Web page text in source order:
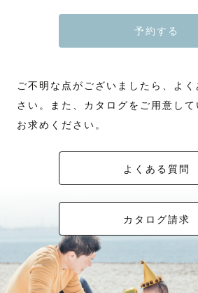
予約する
ご不明な点がございましたら、よ
さい。また、カタログをご用意し
お求めください。
よくある質問
カタログ請求